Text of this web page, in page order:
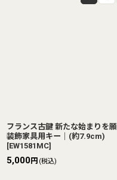
フランス古鍵 新たな始まりを
装飾家具用キー｜(約7.9cm)
[EW1581MC]
5,000円 (税込)